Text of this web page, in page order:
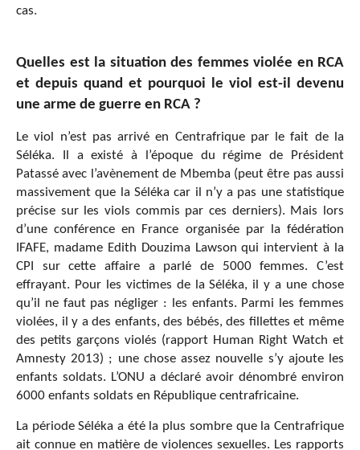
cas.
Quelles est la situation des femmes violée en RCA
et depuis quand et pourquoi le viol est-il devenu
une arme de guerre en RCA ?
Le viol n’est pas arrivé en Centrafrique par le fait de la
Séléka. Il a existé à l’époque du régime de Président
Patassé avec l’avènement de Mbemba (peut être pas aussi
massivement que la Séléka car il n’y a pas une statistique
précise sur les viols commis par ces derniers). Mais lors
d’une conférence en France organisée par la fédération
IFAFE, madame Edith Douzima Lawson qui intervient à la
CPI sur cette affaire a parlé de 5000 femmes. C’est
effrayant. Pour les victimes de la Séléka, il y a une chose
qu’il ne faut pas négliger : les enfants. Parmi les femmes
violées, il y a des enfants, des bébés, des fillettes et même
des petits garçons violés (rapport Human Right Watch et
Amnesty 2013) ; une chose assez nouvelle s’y ajoute les
enfants soldats. L’ONU a déclaré avoir dénombré environ
6000 enfants soldats en République centrafricaine.
La période Séléka a été la plus sombre que la Centrafrique
ait connue en matière de violences sexuelles. Les rapports